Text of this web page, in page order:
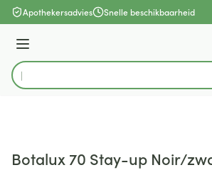
Ga naar de inhoud
Apothekersadvies Snelle beschikbaarheid
Menu
Product, merk, categorie...
Botalux 70 Stay-up Noir/